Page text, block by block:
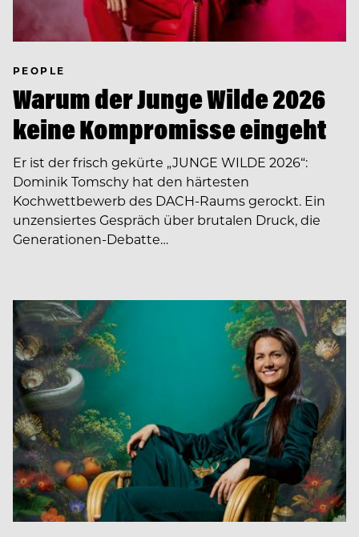
PEOPLE
Warum der Junge Wilde 2026
keine Kompromisse eingeht
Er ist der frisch gekürte „JUNGE WILDE 2026“:
Dominik Tomschy hat den härtesten
Kochwettbewerb des DACH-Raums gerockt. Ein
unzensiertes Gespräch über brutalen Druck, die
Generationen-Debatte…